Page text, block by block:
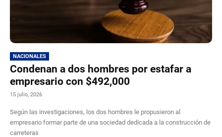
NACIONALES
Condenan a dos hombres por estafar a
empresario con $492,000
15 julio, 2026
Según las investigaciones, los dos hombres le propusieron al
empresario formar parte de una sociedad dedicada a la construcción de
carreteras